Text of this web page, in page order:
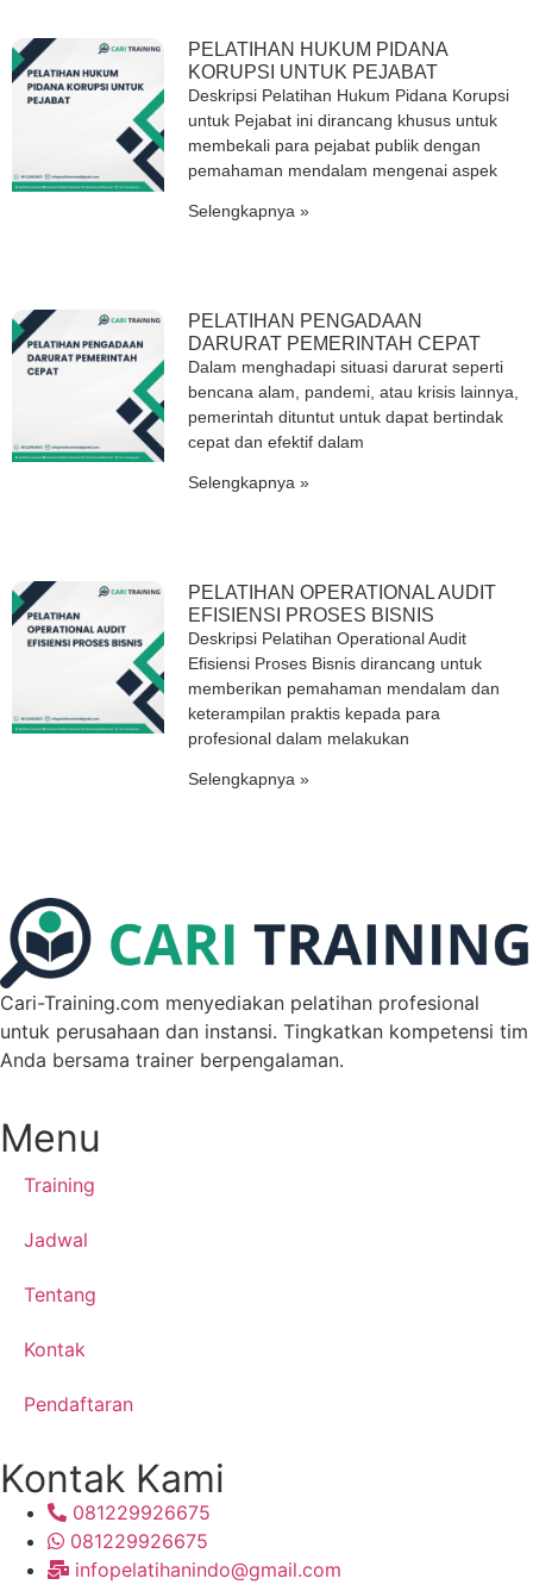
PELATIHAN HUKUM PIDANA
KORUPSI UNTUK PEJABAT
Deskripsi Pelatihan Hukum Pidana Korupsi
untuk Pejabat ini dirancang khusus untuk
membekali para pejabat publik dengan
pemahaman mendalam mengenai aspek
Selengkapnya »
PELATIHAN PENGADAAN
DARURAT PEMERINTAH CEPAT
Dalam menghadapi situasi darurat seperti
bencana alam, pandemi, atau krisis lainnya,
pemerintah dituntut untuk dapat bertindak
cepat dan efektif dalam
Selengkapnya »
PELATIHAN OPERATIONAL AUDIT
EFISIENSI PROSES BISNIS
Deskripsi Pelatihan Operational Audit
Efisiensi Proses Bisnis dirancang untuk
memberikan pemahaman mendalam dan
keterampilan praktis kepada para
profesional dalam melakukan
Selengkapnya »
Cari-Training.com menyediakan pelatihan profesional
untuk perusahaan dan instansi. Tingkatkan kompetensi tim
Anda bersama trainer berpengalaman.
Menu
Training
Jadwal
Tentang
Kontak
Pendaftaran
Kontak Kami
081229926675
081229926675
infopelatihanindo@gmail.com